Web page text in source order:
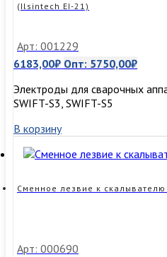
(Ilsintech EI-21)
Арт: 001229
6183,00₽ Опт: 5750,00₽
Электроды для сварочных
SWIFT-S3, SWIFT-S5
В корзину
Сменное лезвие к
Арт: 000690